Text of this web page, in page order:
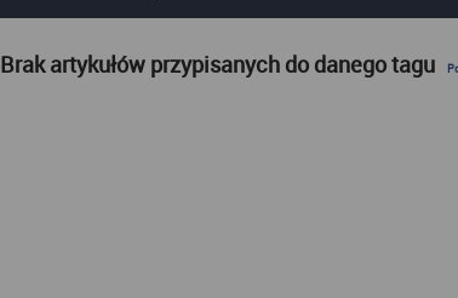
Brak artykułów przypisanych do danego tagu